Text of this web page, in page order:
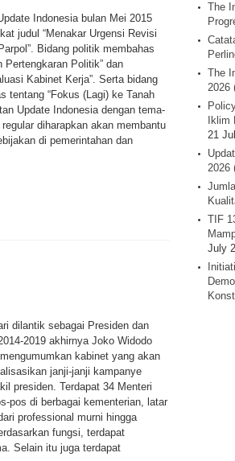
Indonesia bulan Mei 2015
judul “Menakar Urgensi Revisi
Bidang politik membahas
Pertengkaran Politik” dan
Kabinet Kerja”. Serta bidang
tentang “Fokus (Lagi) ke Tanah
Update Indonesia dengan tema-
diharapkan akan membantu
di pemerintahan dan
dilantik sebagai Presiden dan
2019 akhirnya Joko Widodo
kabinet yang akan
janji-janji kampanye
presiden. Terdapat 34 Menteri
pos di berbagai kementerian, latar
professional murni hingga
fungsi, terdapat
Selain itu juga terdapat
The
The
2026
21
2026
TIF
July